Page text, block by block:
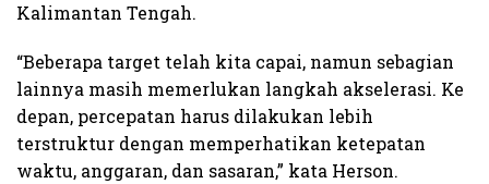
Kalimantan Tengah.
“Beberapa target telah kita capai, namun sebagian
lainnya masih memerlukan langkah akselerasi. Ke
depan, percepatan harus dilakukan lebih
terstruktur dengan memperhatikan ketepatan
waktu, anggaran, dan sasaran,” kata Herson.